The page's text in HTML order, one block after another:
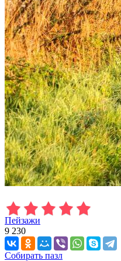
Пейзажи
9 230
Собирать пазл